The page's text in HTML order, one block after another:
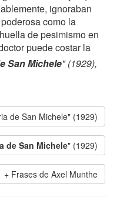
ignoraban
como la
de pesimismo en
puede costar la
San Michele" (1929),
de San Michele" (1929)
de San Michele" (1929)
Frases de Axel Munthe